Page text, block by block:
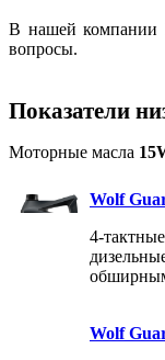
В нашей компании
вопросы.
Показатели
Моторные масла
Wolf
4-
Wolf